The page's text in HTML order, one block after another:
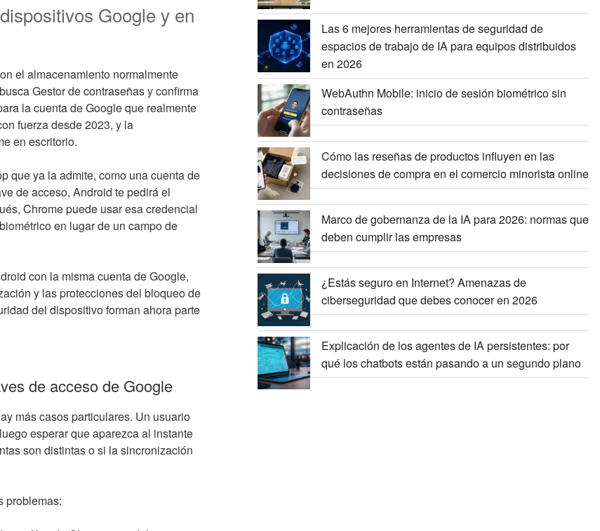
Google y en
el almacenamiento normalmente
Gestor de contraseñas y confirma
la cuenta de Google que realmente
fuerza desde 2023, y la
en escritorio.
que ya la admite, como una cuenta de
de acceso, Android te pedirá el
Chrome puede usar esa credencial
en lugar de un campo de
con la misma cuenta de Google,
y las protecciones del bloqueo de
del dispositivo forman ahora parte
de acceso de Google
más casos particulares. Un usuario
esperar que aparezca al instante
son distintas o si la sincronización
problemas:
Las 6 mejores herramientas de seguridad de
espacios de trabajo de IA para equipos distribuidos
en 2026
WebAuthn Mobile: inicio de sesión biométrico sin
contraseñas
Cómo las reseñas de productos influyen en las
decisiones de compra en el comercio minorista online
Marco de gobernanza de la IA para 2026: normas que
deben cumplir las empresas
¿Estás seguro en Internet? Amenazas de
ciberseguridad que debes conocer en 2026
Explicación de los agentes de IA persistentes: por
qué los chatbots están pasando a un segundo plano